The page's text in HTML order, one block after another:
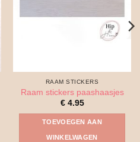
RAAM STICKERS
Raam stickers paashaasjes
€4.95
TOEVOEGEN AAN
WINKELWAGEN